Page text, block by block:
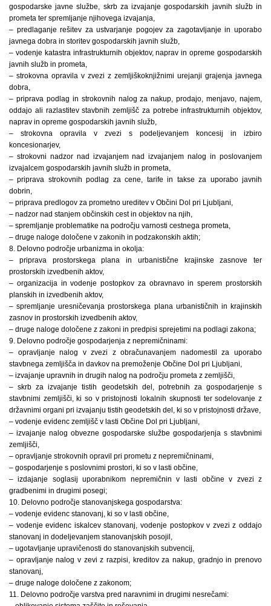
gospodarske javne službe, skrb za izvajanje gospodarskih javnih služb in
prometa ter spremljanje njihovega izvajanja,
– predlaganje rešitev za ustvarjanje pogojev za zagotavljanje in uporabo
javnega dobra in storitev gospodarskih javnih služb,
– vodenje katastra infrastrukturnih objektov, naprav in opreme gospodarskih
javnih služb in prometa,
– strokovna opravila v zvezi z zemljiškoknjižnimi urejanji grajenja javnega
dobra,
– priprava podlag in strokovnih nalog za nakup, prodajo, menjavo, najem,
oddajo ali razlastitev stavbnih zemljišč za potrebe infrastrukturnih objektov,
naprav in opreme gospodarskih javnih služb,
– strokovna opravila v zvezi s podeljevanjem koncesij in izbiro
koncesionarjev,
– strokovni nadzor nad izvajanjem nad izvajanjem nalog in poslovanjem
izvajalcem gospodarskih javnih služb in prometa,
– priprava strokovnih podlag za cene, tarife in takse za uporabo javnih
dobrin,
– priprava predlogov za prometno ureditev v Občini Dol pri Ljubljani,
– nadzor nad stanjem občinskih cest in objektov na njih,
– spremljanje problematike na področju varnosti cestnega prometa,
– druge naloge določene v zakonih in podzakonskih aktih;
8. Delovno področje urbanizma in okolja:
– priprava prostorskega plana in urbanistične krajinske zasnove ter
prostorskih izvedbenih aktov,
– organizacija in vodenje postopkov za obravnavo in sperem prostorskih
planskih in izvedbenih aktov,
– spremljanje uresničevanja prostorskega plana urbanističnih in krajinskih
zasnov in prostorskih izvedbenih aktov,
– druge naloge določene z zakoni in predpisi sprejetimi na podlagi zakona;
9. Delovno področje gospodarjenja z nepremičninami:
– opravljanje nalog v zvezi z obračunavanjem nadomestil za uporabo
stavbnega zemljišča in davkov na premoženje Občine Dol pri Ljubljani,
– izvajanje upravnih in drugih nalog na področju prometa z zemljišči,
– skrb za izvajanje tistih geodetskih del, potrebnih za gospodarjenje s
stavbnimi zemljišči, ki so v pristojnosti lokalnih skupnosti ter sodelovanje z
državnimi organi pri izvajanju tistih geodetskih del, ki so v pristojnosti države,
– vodenje evidenc zemljišč v lasti Občine Dol pri Ljubljani,
– izvajanje nalog obvezne gospodarske službe gospodarjenja s stavbnimi
zemljišči,
– opravljanje strokovnih opravil pri prometu z nepremičninami,
– gospodarjenje s poslovnimi prostori, ki so v lasti občine,
– izdajanje soglasij uporabnikom nepremičnin v lasti občine v zvezi z
gradbenimi in drugimi posegi;
10. Delovno področje stanovanjskega gospodarstva:
– vodenje evidenc stanovanj, ki so v lasti občine,
– vodenje evidenc iskalcev stanovanj, vodenje postopkov v zvezi z oddajo
stanovanj in dodeljevanjem stanovanjskih posojil,
– ugotavljanje upravičenosti do stanovanjskih subvencij,
– opravljanje nalog v zevi z razpisi, kreditov za nakup, gradnjo in prenovo
stanovanj,
– druge naloge določene z zakonom;
11. Delovno področje varstva pred naravnimi in drugimi nesrečami: